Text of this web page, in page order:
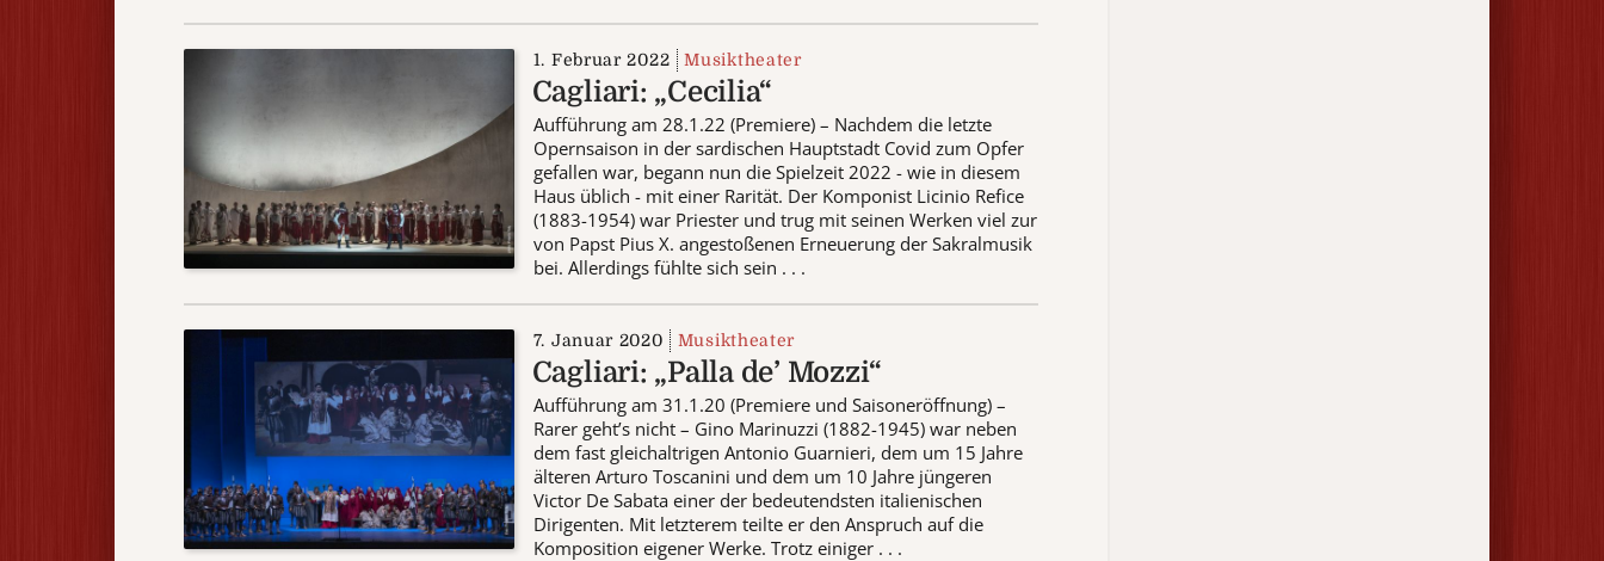
1. Februar 2022 Musiktheater
Cagliari: „Cecilia“
Aufführung am 28.1.22 (Premiere) – Nachdem die letzte
Opernsaison in der sardischen Hauptstadt Covid zum Opfer
gefallen war, begann nun die Spielzeit 2022 - wie in diesem
Haus üblich - mit einer Rarität. Der Komponist Licinio Refice
(1883-1954) war Priester und trug mit seinen Werken viel zur
von Papst Pius X. angestoßenen Erneuerung der Sakralmusik
bei. Allerdings fühlte sich sein . . .
7. Januar 2020 Musiktheater
Cagliari: „Palla de’ Mozzi“
Aufführung am 31.1.20 (Premiere und Saisoneröffnung) –
Rarer geht’s nicht – Gino Marinuzzi (1882-1945) war neben
dem fast gleichaltrigen Antonio Guarnieri, dem um 15 Jahre
älteren Arturo Toscanini und dem um 10 Jahre jüngeren
Victor De Sabata einer der bedeutendsten italienischen
Dirigenten. Mit letzterem teilte er den Anspruch auf die
Komposition eigener Werke. Trotz einiger . . .